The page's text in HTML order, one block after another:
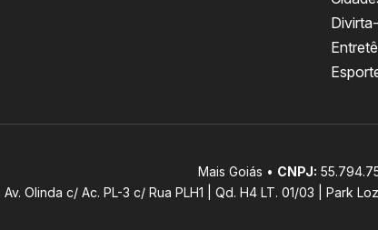
Entretê
Mais Goiás • CNPJ:
Av. Olinda c/ Ac. PL-3 c/ Rua PLH1 | Qd. H4 LT. 01/03 | Park